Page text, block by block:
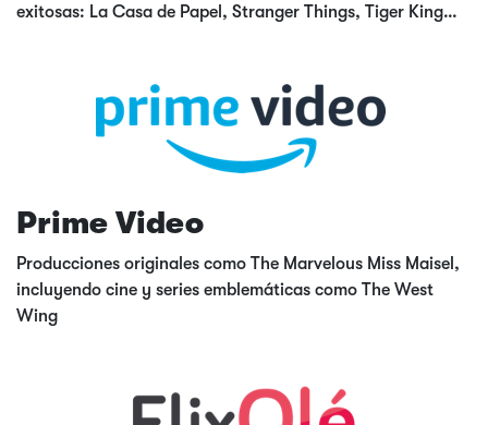
exitosas: La Casa de Papel, Stranger Things, Tiger King…
Prime Video
Producciones originales como The Marvelous Miss Maisel,
incluyendo cine y series emblemáticas como The West
Wing